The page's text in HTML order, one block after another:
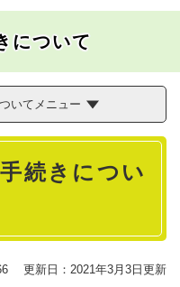
について
いてメニュー
続きについ
更新日：2021年3月3日更新